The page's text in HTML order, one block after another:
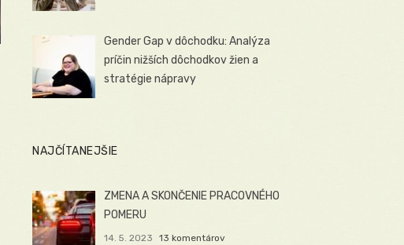
Gender Gap v dôchodku: Analýza
príčin nižších dôchodkov žien a
stratégie nápravy
NAJČÍTANEJŠIE
ZMENA A SKONČENIE PRACOVNÉHO
POMERU
14. 5. 2023 13 komentárov